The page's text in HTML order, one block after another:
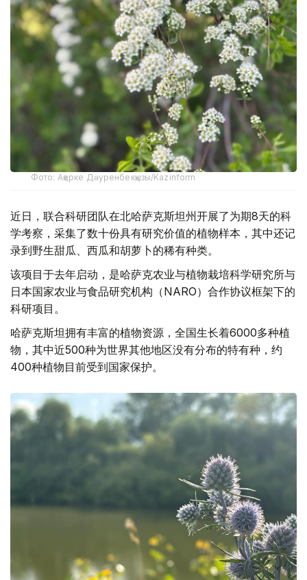
Фото: Ақерке Дәуренбекқызы/Kazinform
近日，联合科研团队在北哈萨克斯坦州开展了为期8天的科
学考察，采集了数十份具有研究价值的植物样本，其中还记
录到野生甜瓜、西瓜和胡萝卜的稀有种类。
该项目于去年启动，是哈萨克农业与植物栽培科学研究所与
日本国家农业与食品研究机构（NARO）合作协议框架下的
科研项目。
哈萨克斯坦拥有丰富的植物资源，全国生长着6000多种植
物，其中近500种为世界其他地区没有分布的特有种，约
400种植物目前受到国家保护。